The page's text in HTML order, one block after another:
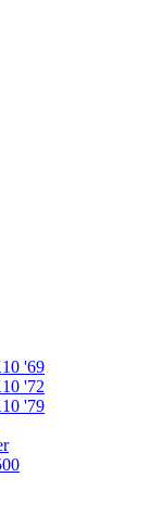
'69
'72
'79